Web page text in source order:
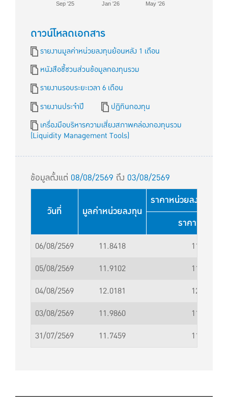
Sep '25 Jan '26 May '26
ดาวน์โหลดเอกสาร
รายงานมูลค่าหน่วยลงทุนย้อนหลัง 1 เดือน
หนังสือชี้ชวนส่วนข้อมูลกองทุนรวม
รายงานรอบระยะเวลา 6 เดือน
รายงานประจำปี
ปฏิทินกองทุน
เครื่องมือบริหารความเสี่ยงสภาพคล่องกองทุนรวม
(Liquidity Management Tools)
ข้อมูลตั้งแต่ 08/08/2569 ถึง 03/08/2569
วันที่ มูลค่าหน่วยลงทุน
ราคาหน่วยลงทุนใช้ส
ราคาขาย (บา
06/08/2569 11.8418
11.8419
05/08/2569
11.9102
11.9103
04/08/2569
12.0181
12.0182
03/08/2569
11.9860
11.9861
31/07/2569
11.7459 11.7460